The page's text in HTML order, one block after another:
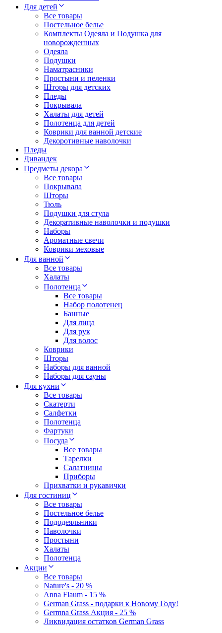
Для детей
Все товары
Постельное белье
Комплекты Одеяла и Подушка для
новорожденных
Одеяла
Подушки
Наматрасники
Простыни и пеленки
Шторы для детских
Пледы
Покрывала
Халаты для детей
Полотенца для детей
Коврики для ванной детские
Декоротивные наволочки
Пледы
Дивандек
Предметы декора
Все товары
Покрывала
Шторы
Тюль
Подушки для стула
Декоративные наволочки и подушки
Наборы
Ароматные свечи
Коврики меховые
Для ванной
Все товары
Халаты
Полотенца
Все товары
Набор полотенец
Банные
Для лица
Для рук
Для волос
Коврики
Шторы
Наборы для ванной
Наборы для сауны
Для кухни
Все товары
Скатерти
Салфетки
Полотенца
Фартуки
Посуда
Все товары
Тарелки
Салатницы
Приборы
Прихватки и рукавички
Для гостиниц
Все товары
Постельное белье
Пододеяльники
Наволочки
Простыни
Халаты
Полотенца
Акции
Все товары
Nature's - 20 %
Anna Flaum - 15 %
German Grass - подарки к Новому Году!
Germna Grass Акция - 25 %
Ликвидация остатков German Grass